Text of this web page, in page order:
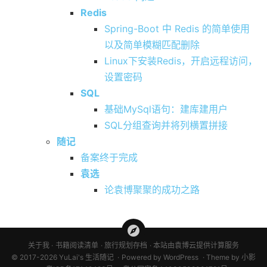
Redis
Spring-Boot 中 Redis 的简单使用
以及简单模糊匹配删除
Linux下安装Redis，开启远程访问，
设置密码
SQL
基础MySql语句：建库建用户
SQL分组查询并将列横置拼接
随记
备案终于完成
袁选
论袁博聚聚的成功之路
关于我 书籍阅读清单 旅行规划存档
本站由袁博云提供计算服务
© 2017-2026 YuLai's 生活随记
Powered by WordPress Theme by小影